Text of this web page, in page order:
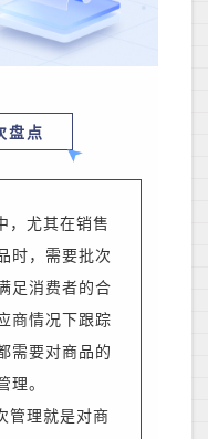
盘点
，尤其在销售
时，需要批次
足消费者的合
商情况下跟踪
需要对商品的
理。
管理就是对商